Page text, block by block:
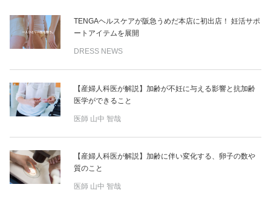
TENGAヘルスケアが阪急うめだ本店に初出店！ 妊活サポ
ートアイテムを展開
DRESS NEWS
【産婦人科医が解説】加齢が不妊に与える影響と抗加齢
医学ができること
医師 山中 智哉
【産婦人科医が解説】加齢に伴い変化する、卵子の数や
質のこと
医師 山中 智哉